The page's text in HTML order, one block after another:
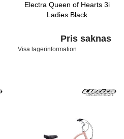
Electra Queen of Hearts 3i
Ladies Black
Pris saknas
Visa lagerinformation